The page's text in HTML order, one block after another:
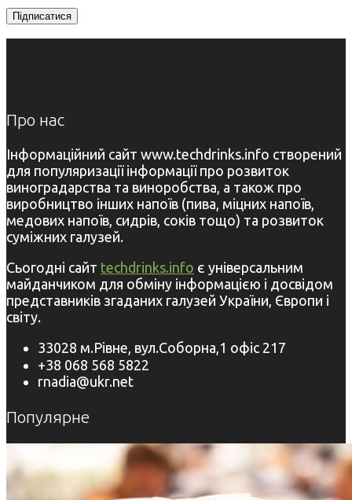
Про нас
Інформаційний сайт www.techdrinks.info створений
для популяризації інформації про розвиток
виноградарства та виноробства, а також про
виробництво інших напоїв (пива, міцних напоїв,
медових напоїв, сидрів, соків тощо) та розвиток
суміжних галузей.
Сьогодні сайт techdrinks.info є універсальним
майданчиком для обміну інформацією і досвідом
представників згаданих галузей України, Європи і
світу.
33028 м.Рівне, вул.Соборна,1 офіс 217
+38 068 568 5822
rnadia@ukr.net
Популярне